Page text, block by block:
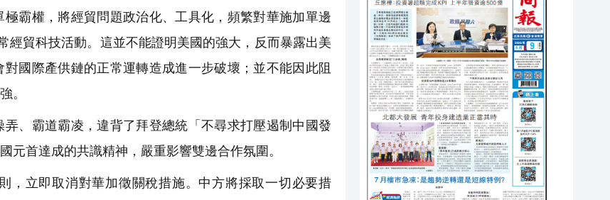
霸權，將經貿問題政治化、工具化，頻繁對華施加單邊
貿科技活動。這並不能證明美國的強大，反而暴露出美
國際產供鏈的正常運轉造成進一步破壞；並不能因此阻
。
、霸道霸凌，違背了拜登總統「不尋求打壓遏制中國發
元首達成的共識精神，嚴重影響雙邊合作氛圍。
立即取消對華加徵關稅措施。中方將採取一切必要措